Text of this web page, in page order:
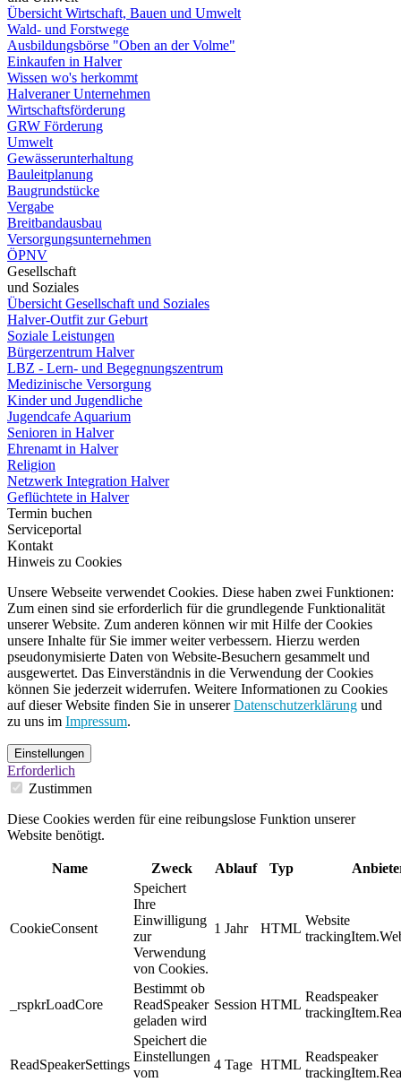
Übersicht Wirtschaft, Bauen und Umwelt
Wald- und Forstwege
Ausbildungsbörse "Oben an der Volme"
Einkaufen in Halver
Wissen wo's herkommt
Halveraner Unternehmen
Wirtschaftsförderung
GRW Förderung
Umwelt
Gewässerunterhaltung
Bauleitplanung
Baugrundstücke
Vergabe
Breitbandausbau
Versorgungsunternehmen
ÖPNV
Gesellschaft
und Soziales
Übersicht Gesellschaft und Soziales
Halver-Outfit zur Geburt
Soziale Leistungen
Bürgerzentrum Halver
LBZ - Lern- und Begegnungszentrum
Medizinische Versorgung
Kinder und Jugendliche
Jugendcafe Aquarium
Senioren in Halver
Ehrenamt in Halver
Religion
Netzwerk Integration Halver
Geflüchtete in Halver
Termin buchen
Serviceportal
Kontakt
Hinweis zu Cookies
Unsere Webseite verwendet Cookies. Diese haben zwei Funktionen:
Zum einen sind sie erforderlich für die grundlegende Funktionalität
unserer Website. Zum anderen können wir mit Hilfe der Cookies
unsere Inhalte für Sie immer weiter verbessern. Hierzu werden
pseudonymisierte Daten von Website-Besuchern gesammelt und
ausgewertet. Das Einverständnis in die Verwendung der Cookies
können Sie jederzeit widerrufen. Weitere Informationen zu Cookies
auf dieser Website finden Sie in unsererDatenschutzerklärung und
zu uns im Impressum.
Einstellungen
Erforderlich
Zustimmen
Diese Cookies werden für eine reibungslose Funktion unserer
Website benötigt.
Name Zweck Ablauf Typ
CookieConsent
Speichert
Ihre
Einwilligung
zur
Verwendung
von Cookies.
1 Jahr HTML
Website
_rspkrLoadCore
Bestimmt ob
ReadSpeaker
geladen wird
Session HTML
Readspeaker
ReadSpeakerSettings
Speichert die
Einstellungen
vom
4 Tage HTML
Readspeaker